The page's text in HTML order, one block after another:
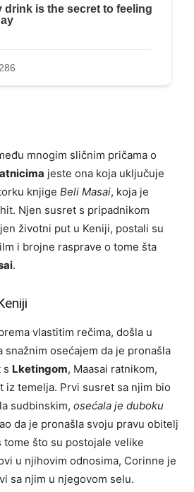
mnogim sličnim pričama o
jeste ona koja uključuje
knjige Beli Masai, koja je
Njen susret s pripadnikom
životni put u Keniji, postali su
i brojne rasprave o tome šta
.
vlastitim rečima, došla u
snažnim osećajem da je pronašla
s Lketingom, Maasai ratnikom,
iz temelja. Prvi susret sa njim bio
sudbinskim, osećala je duboku
da je pronašla svoju pravu obitelj
tome što su postojale velike
u njihovim odnosima, Corinne je
sa njim u njegovom selu.